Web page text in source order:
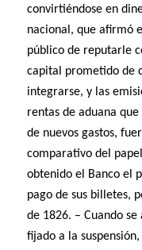
convirtiéndose en
nacional, que afirmó
público de reputarle
capital prometido de
integrarse, y las
rentas de aduana
de nuevos gastos,
comparativo del
obtenido el Banco el
pago de sus billetes,
de 1826. – Cuando
fijado a la